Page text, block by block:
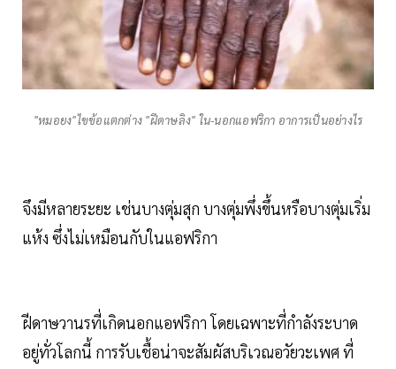
"หมอยง"ไขข้อแตกต่าง "ฝีดาษลิง" ใน-นอกแอฟริกา อาการเป็นอย่างไร
จึงมีหลายระยะ เช่นบางตุ่มสุก บางตุ่มพึ่งขึ้นหรือบางตุ่มเริ่ม
แห้ง ซึ่งไม่เหมือนกับในแอฟริกา
ฝีดาษวานรที่เกิดนอกแอฟริกา โดยเฉพาะที่กำลังระบาด
อยู่ทั่วโลกนี้ การรับเชื้อน่าจะสัมผัสบริเวณอวัยวะเพศ ที่